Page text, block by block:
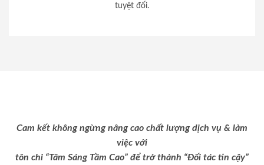
tuyệt đối.
Cam kết không ngừng nâng cao chất lượng dịch vụ & làm
việc với
tôn chỉ “Tâm Sáng Tầm Cao” để trở thành “Đối tác tin cậy”